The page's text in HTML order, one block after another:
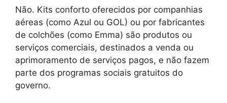
Não. Kits conforto oferecidos por companhias
aéreas (como Azul ou GOL) ou por fabricantes
de colchões (como Emma) são produtos ou
serviços comerciais, destinados a venda ou
aprimoramento de serviços pagos, e não fazem
parte dos programas sociais gratuitos do
governo.